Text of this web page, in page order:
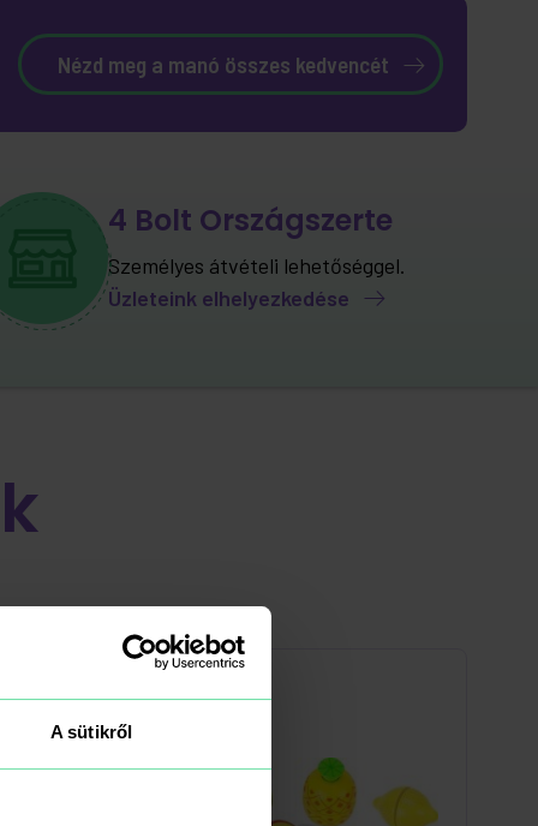
A sütikről
Nézd meg a manó összes kedvencét
4 Bolt Országszerte
Személyes átvételi lehetőséggel.
Üzleteink elhelyezkedése